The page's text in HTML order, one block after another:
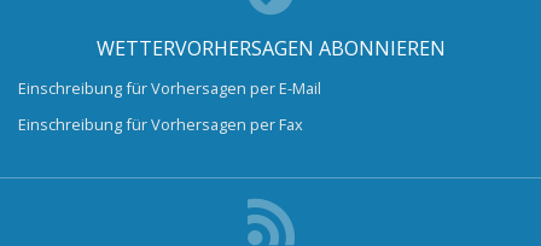
WETTERVORHERSAGEN ABONNIEREN
Einschreibung für Vorhersagen per E-Mail
Einschreibung für Vorhersagen per Fax